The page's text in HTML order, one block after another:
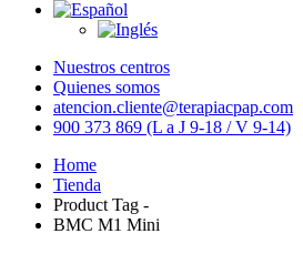
Nuestros centros
Quienes somos
atencion.cliente@terapiacpap.com
900 373 869 (L a J 9-18 / V 9-14)
Home
Tienda
Product Tag -
BMC M1 Mini